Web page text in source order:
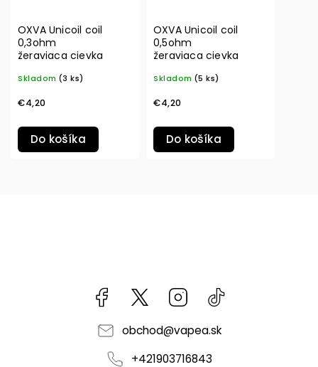
OXVA Unicoil coil
0,3ohm
žeraviaca cievka
Skladom (3 ks)
€4,20
Do košíka
OXVA Unicoil coil
0,5ohm
žeraviaca cievka
Skladom (5 ks)
€4,20
Do košíka
Facebook kzifcak85131Instagram
obchod@vapea.sk
+421903716843